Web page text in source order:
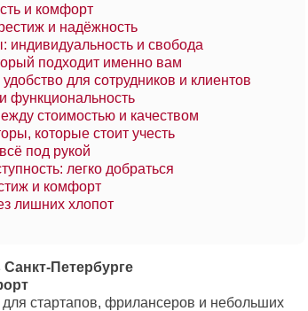
и комфорт
и надёжность
и свобода
подходит именно вам
для сотрудников и клиентов
функциональность
стоимостью и качеством
которые стоит учесть
под рукой
легко добраться
и комфорт
лишних хлопот
Петербурге
стартапов, фрилансеров и небольших